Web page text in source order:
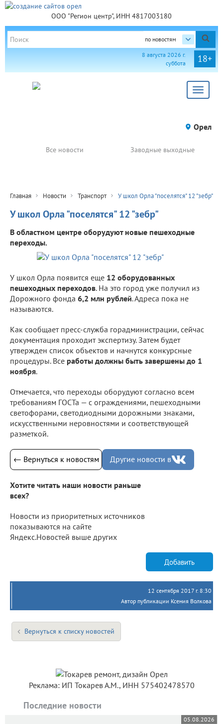
ООО "Регион центр", ИНН 4817003180
по новостям
18+
8 августа 2026 г.
суббота
Toggle
Орел
Все новости Заводные выходные
Главная Новости Транспорт У школ Орла "поселятся" 12 "зебр"
У школ Орла "поселятся" 12 "зебр"
В областном центре оборудуют новые пешеходные
переходы.
У школ Орла появится еще 12 оборудованных
пешеходных переходов. На это город уже получил из
Дорожного фонда 6,2 млн рублей. Адреса пока не
называются.
Как сообщает пресс-служба горадминистрации, сейчас
документация проходит экспертизу. Затем будет
утвержден список объектов и начнутся конкурсные
процедуры. Все работы должны быть завершены до 1
ноября.
Отмечается, что переходы оборудуют согласно всем
требованиям ГОСТа — с ограждениями, пешеходными
светофорами, светодиодными дорожными знаками,
искусственными неровностями и соответствующей
разметкой.
← Вернуться к новостям Другие новости в
Хотите читать наши новости раньше
всех?
Новости из приоритетных источников
показываются на сайте
Яндекс.Новостей выше других
Добавить
12 сентября 2017 г. 8:30
Автор публикации Ксения Волкова
Вернуться к списку новостей
Реклама: ИП Токарев А.М., ИНН 575402478570
Последние новости
05.08.2026